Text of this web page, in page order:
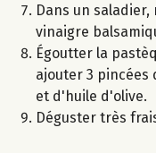
Dans un saladier,
vinaigre
Égoutter la
ajouter 3
et d'huile d'olive.
Déguster très